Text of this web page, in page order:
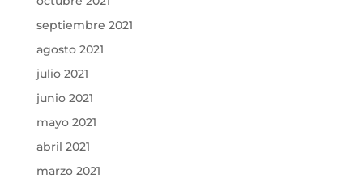
septiembre 2021
agosto 2021
julio 2021
junio 2021
mayo 2021
abril 2021
marzo 2021